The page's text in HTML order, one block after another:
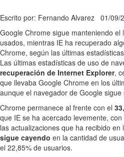
Escrito por: Fernando Alvarez 01/09/
Google Chrome sigue manteniendo
usados, mientras IE ha recuperado
Chrome, según las últimas
Las últimas estadísticas de uso de
recuperación de Internet Explorer,
que llevaba Google Chrome en los
aunque el navegador de Google
Chrome permanece al frente con el
que IE se ha acercado levemente, con
las actualizaciones que ha recibido en
sigue cayendo en la cantidad de
el 22,85% de usuarios.